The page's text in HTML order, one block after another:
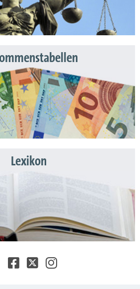
Lexikon